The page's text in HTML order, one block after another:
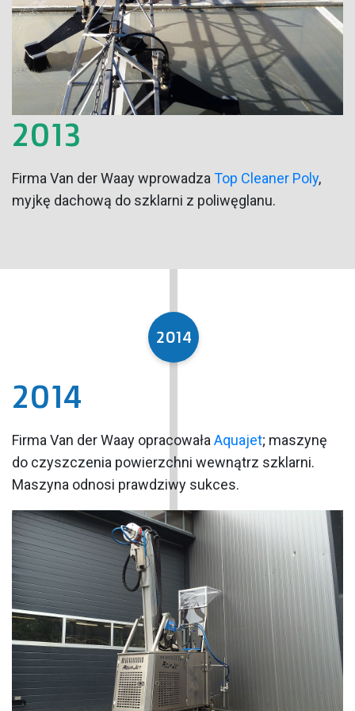
2013
Firma Van der Waay wprowadza Top Cleaner Poly,
myjkę dachową do szklarni z poliwęglanu.
2014
2014
Firma Van der Waay opracowała Aquajet; maszynę
do czyszczenia powierzchni wewnątrz szklarni.
Maszyna odnosi prawdziwy sukces.